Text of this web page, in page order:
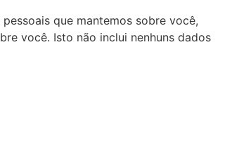
que mantemos sobre você,
você. Isto não inclui nenhuns dados